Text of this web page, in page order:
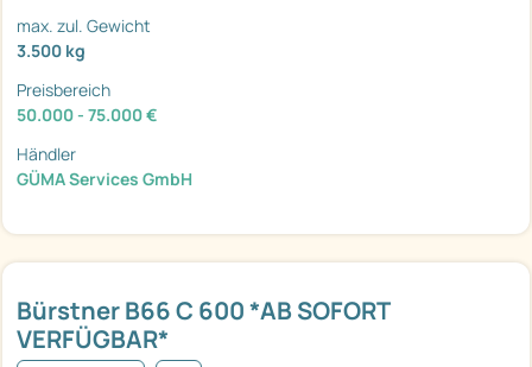
Bürstner B66 C 600 *AB SOFORT
VERFÜGBAR*
max. zul. Gewicht
3.500 kg
Preisbereich
50.000 - 75.000 €
Händler
GÜMA Services GmbH